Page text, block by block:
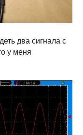
два сигнала с
у меня